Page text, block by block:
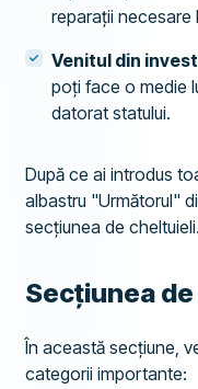
reparații necesare
Venitul din
poți face o medie
datorat statului.
După ce ai introdus
albastru "Următorul"
secțiunea de cheltuieli.
Secțiunea
În această secțiune,
categorii importante: